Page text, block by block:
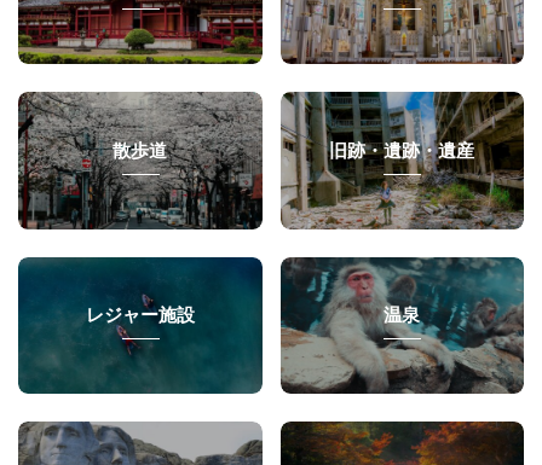
散歩道 旧跡・遺跡・遺産
レジャー施設 温泉